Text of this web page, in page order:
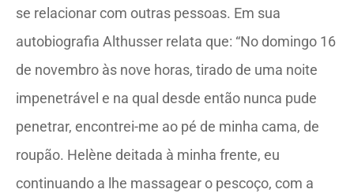
se relacionar com outras pessoas. Em sua
autobiografia Althusser relata que: “No domingo 16
de novembro às nove horas, tirado de uma noite
impenetrável e na qual desde então nunca pude
penetrar, encontrei-me ao pé de minha cama, de
roupão. Helène deitada à minha frente, eu
continuando a lhe massagear o pescoço, com a